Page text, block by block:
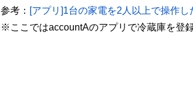
参考： [アプリ]1台の家電を2人以上で操作し
※ここではaccountAのアプリで冷蔵庫を登